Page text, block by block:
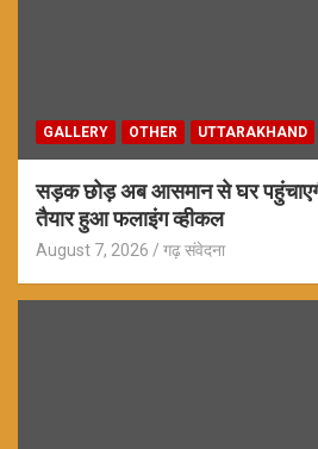
GALLERY OTHER UTTARAKHAND
सड़क छोड़ अब आसमान से घर
तैयार हुआ फलाइंग व्हीकल
August 7, 2026 गढ़ संवेदना